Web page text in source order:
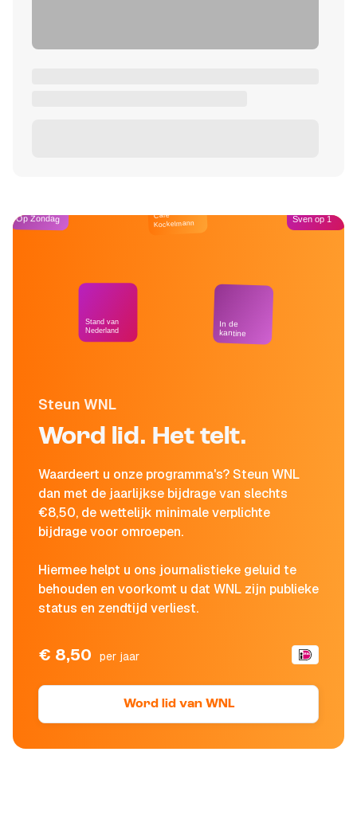
Steun WNL
Word lid. Het telt.
Waardeert u onze programma's? Steun WNL
dan met de jaarlijkse bijdrage van slechts
€8,50, de wettelijk minimale verplichte
bijdrage voor omroepen.
Hiermee helpt u ons journalistieke geluid te
behouden en voorkomt u dat WNL zijn publieke
status en zendtijd verliest.
€ 8,50 per jaar
Word lid van WNL
Op Zondag
Stand van
Nederland
Café
Kockelmann
In de
kantine
Sven op 1